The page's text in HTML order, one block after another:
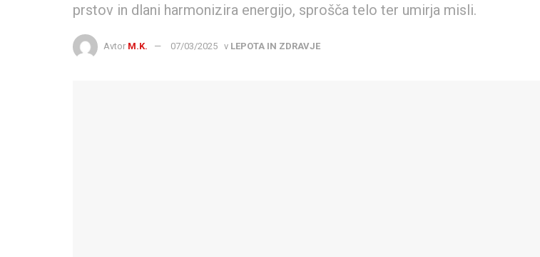
prstov in dlani harmonizira energijo, sprošča telo ter umirja misli.
Avtor M.K. 07/03/2025 v LEPOTA IN ZDRAVJE